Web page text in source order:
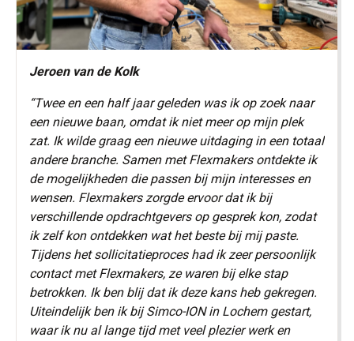
Jeroen van de Kolk
“Twee en een half jaar geleden was ik op zoek naar
een nieuwe baan, omdat ik niet meer op mijn plek
zat. Ik wilde graag een nieuwe uitdaging in een totaal
andere branche. Samen met Flexmakers ontdekte ik
de mogelijkheden die passen bij mijn interesses en
wensen. Flexmakers zorgde ervoor dat ik bij
verschillende opdrachtgevers op gesprek kon, zodat
ik zelf kon ontdekken wat het beste bij mij paste.
Tijdens het sollicitatieproces had ik zeer persoonlijk
contact met Flexmakers, ze waren bij elke stap
betrokken. Ik ben blij dat ik deze kans heb gekregen.
Uiteindelijk ben ik bij Simco-ION in Lochem gestart,
waar ik nu al lange tijd met veel plezier werk en